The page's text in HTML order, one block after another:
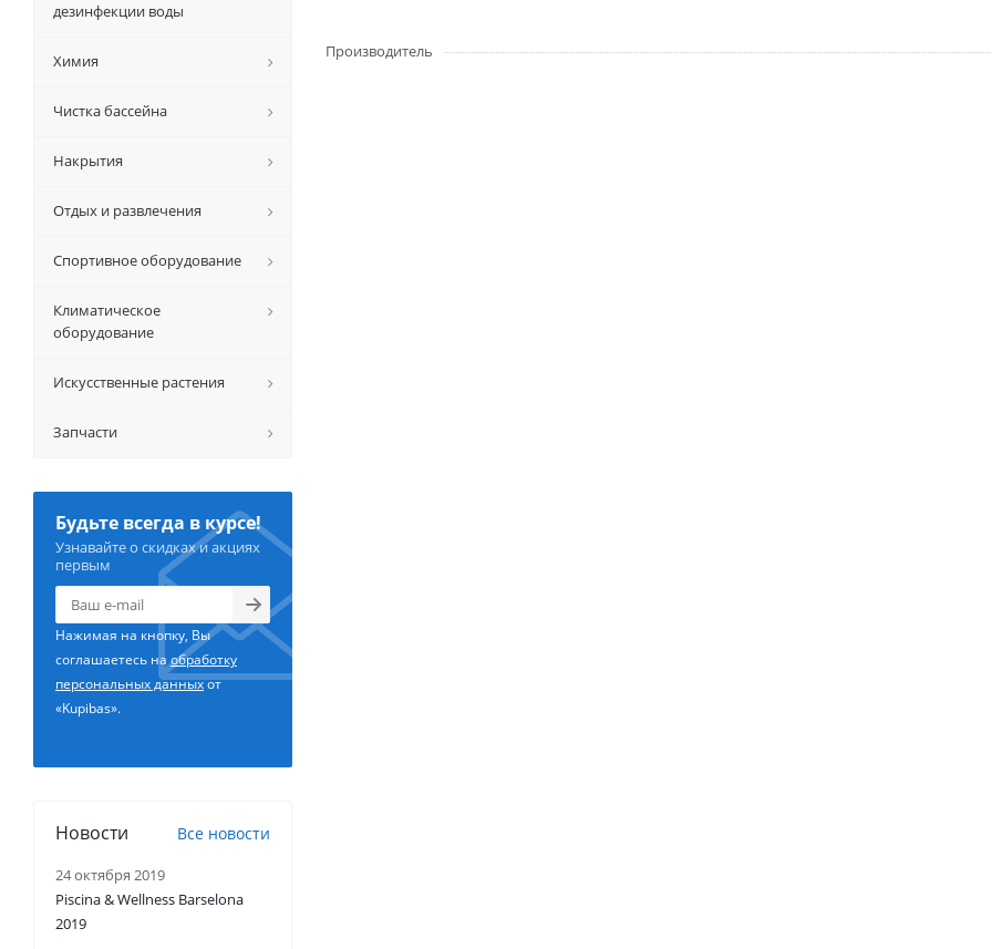
Производитель
дезинфекции воды
Химия
Чистка бассейна
Накрытия
Отдых и развлечения
Спортивное оборудование
Климатическое
оборудование
Искусственные растения
Запчасти
Будьте всегда в курсе!
Узнавайте о скидках и акциях
первым
Нажимая на кнопку, Вы
соглашаетесь наобработку
персональных данныхот
«Kupibas».
Новости Все новости
24 октября 2019
Piscina & Wellness Barselona
2019